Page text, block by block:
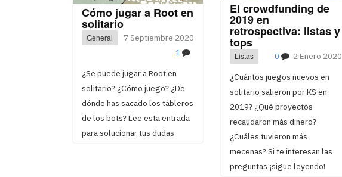
Cómo jugar a Root en
solitario
General
7 Septiembre 2020
1
¿Se puede jugar a Root en
solitario? ¿Cómo juego? ¿De
dónde has sacado los tableros
de los bots? Lee esta entrada
para solucionar tus dudas
El crowdfunding de
2019 en
retrospectiva: listas y
tops
Listas 2 Enero 2020
0
¿Cuántos juegos nuevos en
solitario salieron por KS en
2019? ¿Qué proyectos
recaudaron más dinero?
¿Cuáles tuvieron más
mecenas? Si te interesan las
preguntas ¡sigue leyendo!